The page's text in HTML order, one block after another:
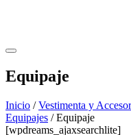
Equipaje
Inicio /Vestimenta y
Equipajes / Equipaje
[wpdreams_ajaxsearchlite]